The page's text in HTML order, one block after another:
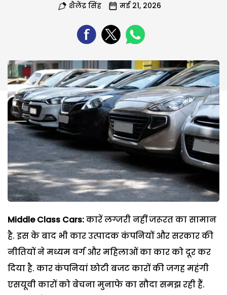
शैलेंद्र सिंह मई 21, 2026
Middle Class Cars:कारें लग्जरी नहीं जरूरत का सामान
है. इस के बाद भी कार उत्पादक कंपनियों और सरकार की
नीतियों ने मध्यम वर्ग और महिलाओं का कार को दूर कर
दिया है. कार कंपनियां छोटी बजट कारों की जगह महंगी
एसयूवी कारों को बेचना मुनाफे का सौदा समझ रही हैं.